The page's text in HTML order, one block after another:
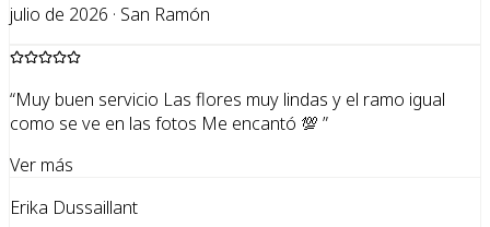
julio de 2026 · San Ramón
“Muy buen servicio Las flores muy lindas y el ramo igual
como se ve en las fotos Me encantó 💯 ”
Ver más
Erika Dussaillant